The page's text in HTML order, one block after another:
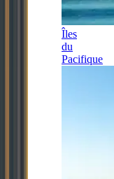
Îles
du
Pacifique